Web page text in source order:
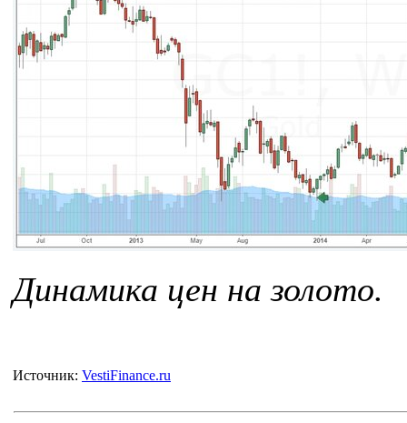
Динамика цен на золото.
Источник: VestiFinance.ru